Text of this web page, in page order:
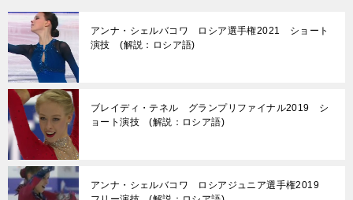
アンナ・シェルバコワ ロシア選手権2021 ショート
演技 (解説：ロシア語)
ブレイディ・テネル グランプリファイナル2019 シ
ョート演技 (解説：ロシア語)
アンナ・シェルバコワ ロシアジュニア選手権2019